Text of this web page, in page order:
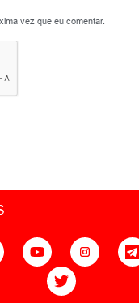
vez que eu comentar.